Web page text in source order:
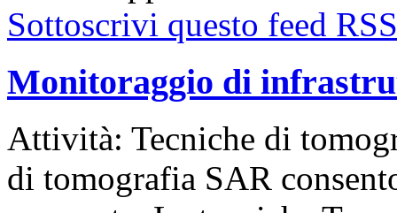
Sottoscrivi questo feed RSS
Monitoraggio di
Attività: Tecniche di
di tomografia SAR